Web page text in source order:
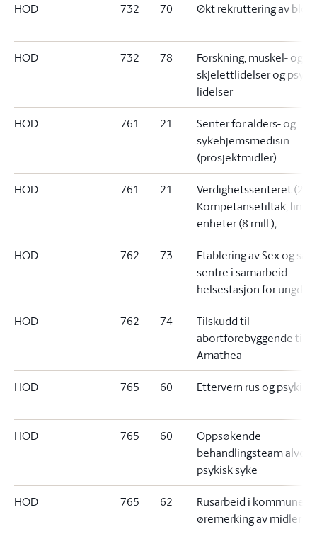
HOD 732 70 Økt rekruttering av
HOD 732 78
Forskning, muskel- og
skjelettlidelser og
lidelser
HOD 761 21
Senter for alders- og
sykehjemsmedisin
(prosjektmidler)
HOD 761 21
Verdighetssenteret (2
Kompetansetiltak,
enheter (8 mill.);
HOD 762 73
Etablering av Sex og
sentre i samarbeid
helsestasjon for
HOD 762 74
Tilskudd til
abortforebyggende
Amathea
HOD 765 60 Ettervern rus og psykisk
HOD 765 60
Oppsøkende
behandlingsteam
psykisk syke
HOD 765 62
Rusarbeid i
øremerking av midler